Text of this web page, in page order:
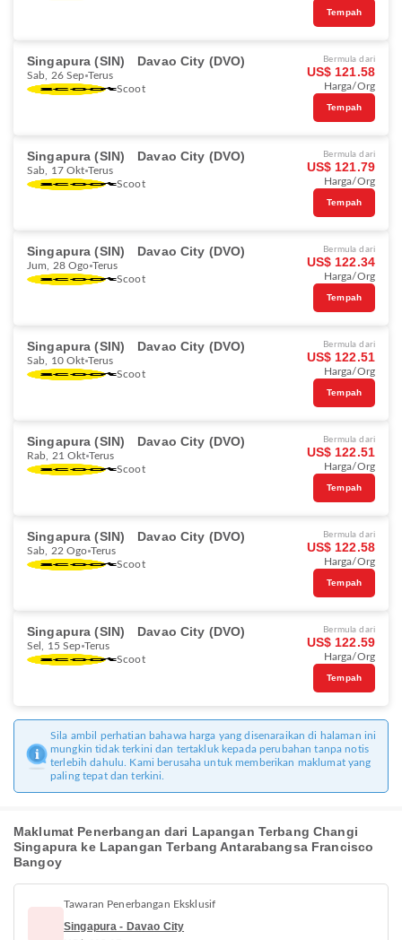
Tempah
Singapura (SIN) Davao City (DVO)
Sab, 26 Sep Terus
Scoot
Bermula dari
US$ 121.58
Harga/Org
Tempah
Singapura (SIN) Davao City (DVO)
Sab, 17 Okt Terus
Scoot
Bermula dari
US$ 121.79
Harga/Org
Tempah
Singapura (SIN) Davao City (DVO)
Jum, 28 Ogo Terus
Scoot
Bermula dari
US$ 122.34
Harga/Org
Tempah
Singapura (SIN) Davao City (DVO)
Sab, 10 Okt Terus
Scoot
Bermula dari
US$ 122.51
Harga/Org
Tempah
Singapura (SIN) Davao City (DVO)
Rab, 21 Okt Terus
Scoot
Bermula dari
US$ 122.51
Harga/Org
Tempah
Singapura (SIN) Davao City (DVO)
Sab, 22 Ogo Terus
Scoot
Bermula dari
US$ 122.58
Harga/Org
Tempah
Singapura (SIN) Davao City (DVO)
Sel, 15 Sep Terus
Scoot
Bermula dari
US$ 122.59
Harga/Org
Tempah
Sila ambil perhatian bahawa harga yang disenaraikan di halaman ini
mungkin tidak terkini dan tertakluk kepada perubahan tanpa notis
terlebih dahulu. Kami berusaha untuk memberikan maklumat yang
paling tepat dan terkini.
Maklumat Penerbangan dari Lapangan Terbang Changi
Singapura ke Lapangan Terbang Antarabangsa Francisco
Bangoy
Tawaran Penerbangan Eksklusif
Singapura - Davao City